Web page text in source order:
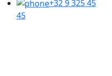
+32 9 325 45
45